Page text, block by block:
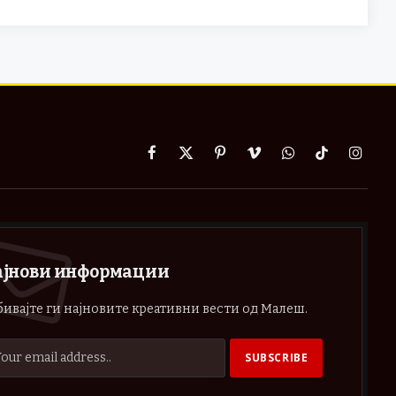
Facebook
X
PinterestVimeoWhatsApp
TikTok
информации
ги најновите креативни вести од Малеш.